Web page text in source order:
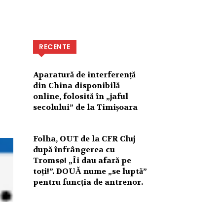
RECENTE
Aparatură de interferență
din China disponibilă
online, folosită în „jaful
secolului” de la Timișoara
Folha, OUT de la CFR Cluj
după înfrângerea cu
Tromsø! „Îi dau afară pe
toți!”. DOUĂ nume „se luptă”
pentru funcția de antrenor.